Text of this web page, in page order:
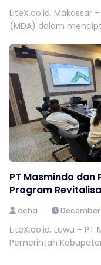
LiteX.co.id, Makassar
(MDA) dalam
PT Masmindo dan
Program
ocha December
LiteX.co.id, Luwu –
Pemerintah